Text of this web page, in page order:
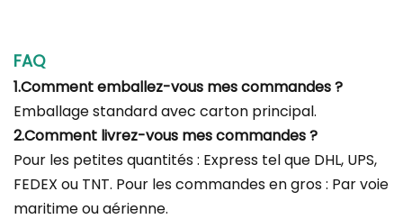
FAQ
1.Comment emballez-vous mes commandes ?
Emballage standard avec carton principal.
2.Comment livrez-vous mes commandes ?
Pour les petites quantités : Express tel que DHL, UPS,
FEDEX ou TNT. Pour les commandes en gros : Par voie
maritime ou aérienne.